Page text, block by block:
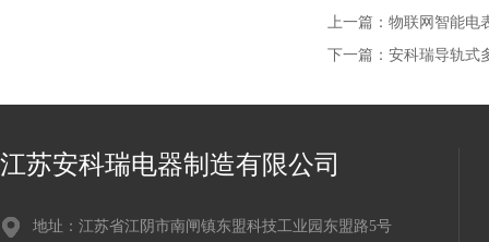
上一篇： 物联网智能电
下一篇： 安科瑞导轨式
江苏安科瑞电器制造有限公司
地址：江苏省江阴市南闸镇东盟科技工业园东盟路5号